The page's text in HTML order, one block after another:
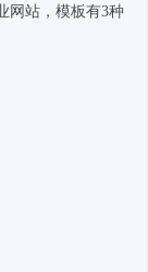
网站，模板有3种